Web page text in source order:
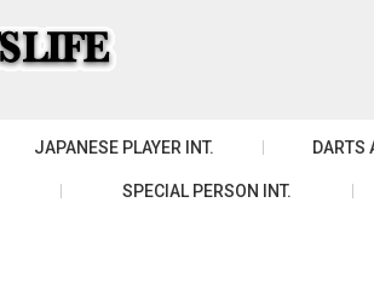
JAPANESE PLAYER INT. DARTS
SPECIAL PERSON INT.